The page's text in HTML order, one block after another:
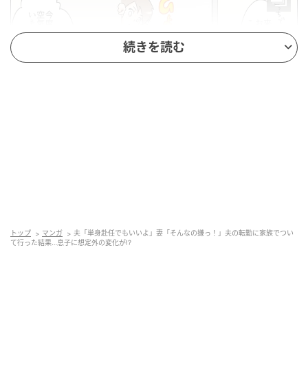
続きを読む
トップ マンガ
夫「単身赴任でもいいよ」妻「そんなの嫌っ！」夫の転勤に家族でつい
て行った結果…息子に想定外の変化が!?